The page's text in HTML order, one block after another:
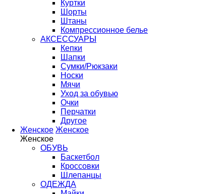
Куртки
Шорты
Штаны
Компрессионное белье
АКСЕССУАРЫ
Кепки
Шапки
Сумки/Рюкзаки
Носки
Мячи
Уход за обувью
Очки
Перчатки
Другое
Женское Женское
Женское
ОБУВЬ
Баскетбол
Кроссовки
Шлепанцы
ОДЕЖДА